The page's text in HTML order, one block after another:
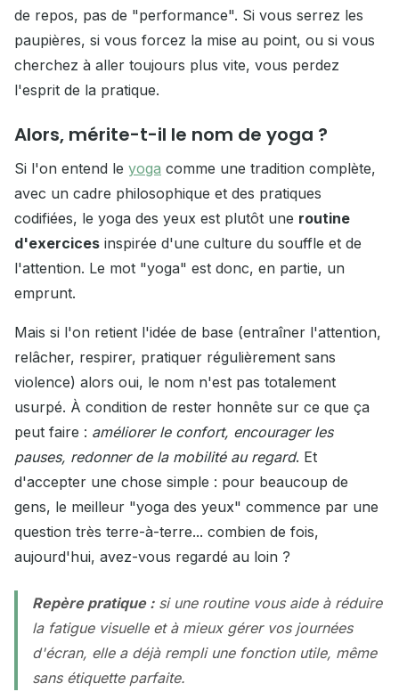
de repos, pas de "performance". Si vous serrez les
paupières, si vous forcez la mise au point, ou si vous
cherchez à aller toujours plus vite, vous perdez
l'esprit de la pratique.
Alors, mérite-t-il le nom de yoga ?
Si l'on entend le yoga comme une tradition complète,
avec un cadre philosophique et des pratiques
codifiées, le yoga des yeux est plutôt une routine
d'exercices inspirée d'une culture du souffle et de
l'attention. Le mot "yoga" est donc, en partie, un
emprunt.
Mais si l'on retient l'idée de base (entraîner l'attention,
relâcher, respirer, pratiquer régulièrement sans
violence) alors oui, le nom n'est pas totalement
usurpé. À condition de rester honnête sur ce que ça
peut faire : améliorer le confort, encourager les
pauses, redonner de la mobilité au regard. Et
d'accepter une chose simple : pour beaucoup de
gens, le meilleur "yoga des yeux" commence par une
question très terre-à-terre... combien de fois,
aujourd'hui, avez-vous regardé au loin ?
Repère pratique :si une routine vous aide à réduire
la fatigue visuelle et à mieux gérer vos journées
d'écran, elle a déjà rempli une fonction utile, même
sans étiquette parfaite.